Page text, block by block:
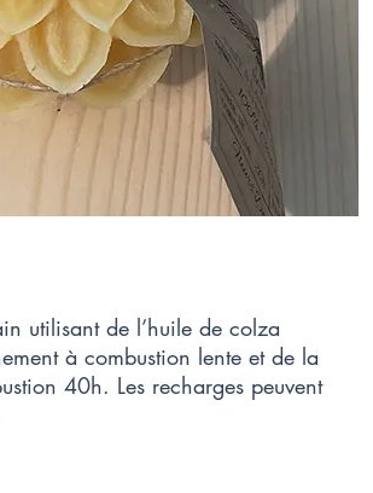
utilisant de l’huile de colza
à combustion lente et de la
40h. Les recharges peuvent